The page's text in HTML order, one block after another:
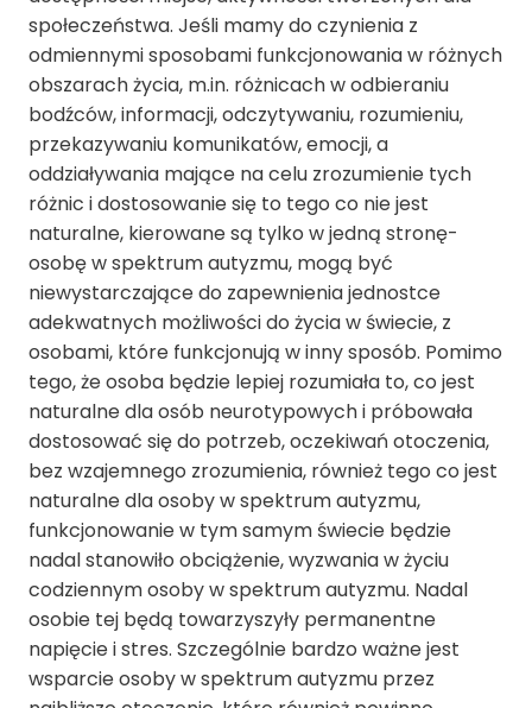
społeczeństwa. Jeśli mamy do czynienia z
odmiennymi sposobami funkcjonowania w różnych
obszarach życia, m.in. różnicach w odbieraniu
bodźców, informacji, odczytywaniu, rozumieniu,
przekazywaniu komunikatów, emocji, a
oddziaływania mające na celu zrozumienie tych
różnic i dostosowanie się to tego co nie jest
naturalne, kierowane są tylko w jedną stronę-
osobę w spektrum autyzmu, mogą być
niewystarczające do zapewnienia jednostce
adekwatnych możliwości do życia w świecie, z
osobami, które funkcjonują w inny sposób. Pomimo
tego, że osoba będzie lepiej rozumiała to, co jest
naturalne dla osób neurotypowych i próbowała
dostosować się do potrzeb, oczekiwań otoczenia,
bez wzajemnego zrozumienia, również tego co jest
naturalne dla osoby w spektrum autyzmu,
funkcjonowanie w tym samym świecie będzie
nadal stanowiło obciążenie, wyzwania w życiu
codziennym osoby w spektrum autyzmu. Nadal
osobie tej będą towarzyszyły permanentne
napięcie i stres. Szczególnie bardzo ważne jest
wsparcie osoby w spektrum autyzmu przez